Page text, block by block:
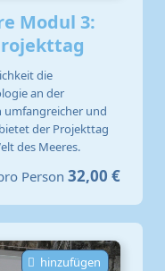
Modul 3:
die
an der
umfangreicher und
der Projekttag
des Meeres.
Person 32,00 €
hinzufügen